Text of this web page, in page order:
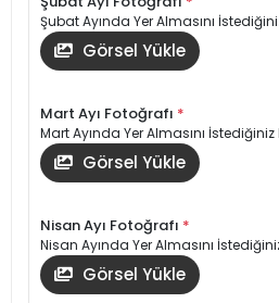
Şubat Ayında Yer Almasını
Görsel Yükle
Mart Ayı Fotoğrafı *
Mart Ayında Yer Almasını
Görsel Yükle
Nisan Ayı Fotoğrafı *
Nisan Ayında Yer Almasını
Görsel Yükle